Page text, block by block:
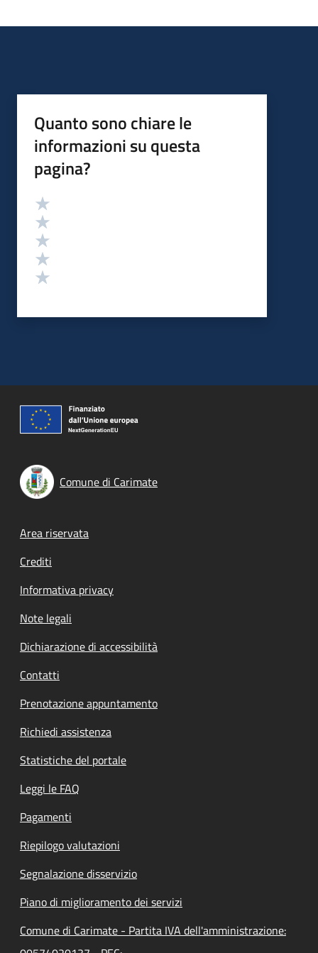
Quanto sono chiare le
informazioni su questa
pagina?
Valutazione
Comune di Carimate
Footer menu
Area riservata
Crediti
Informativa privacy
Note legali
Dichiarazione di accessibilità
Contatti
Prenotazione appuntamento
Richiedi assistenza
Statistiche del portale
Leggi le FAQ
Pagamenti
Riepilogo valutazioni
Segnalazione disservizio
Piano di miglioramento dei servizi
Comune di Carimate - Partita IVA dell'amministrazione: